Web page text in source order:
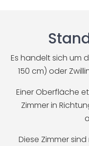
Es handelt sich um
150 cm) oder
Einer Oberfläche
Zimmer in
Diese Zimmer